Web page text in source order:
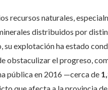
recursos naturales,
distribuidos por
explotación ha estado
obstaculizar el progreso,
pública en 2016 —cerca de